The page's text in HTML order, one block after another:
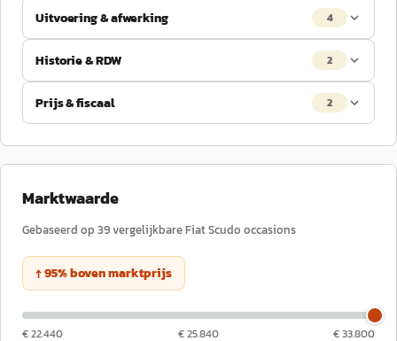
Uitvoering & afwerking 4
Historie & RDW 2
Prijs & fiscaal 2
Marktwaarde
Gebaseerd op 39vergelijkbareFiatScudo occasions
↑95%bovenmarktprijs
€ 22.440 € 25.840 € 33.800